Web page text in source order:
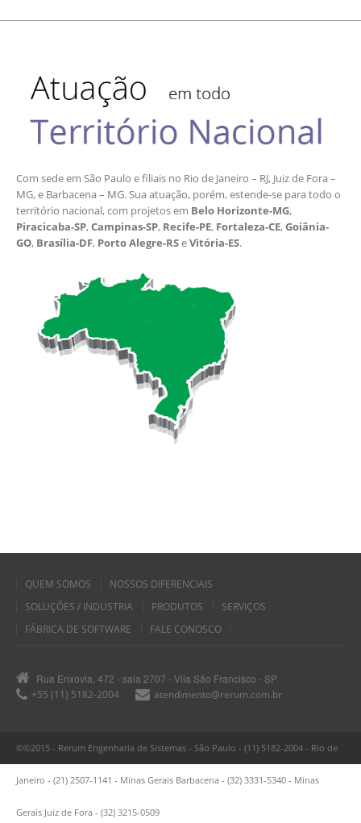
Com sede em São Paulo e filiais no Rio de Janeiro – RJ, Juiz de Fora –
MG, e Barbacena – MG. Sua atuação, porém, estende-se para todo o
território nacional, com projetos em Belo Horizonte-MG,
Piracicaba-SP,Campinas-SP, Recife-PE, Fortaleza-CE,Goiânia-
GO, Brasília-DF, Porto Alegre-RSeVitória-ES.
QUEM SOMOS
NOSSOS DIFERENCIAIS
SOLUÇÕES / INDUSTRIA
PRODUTOS
SERVIÇOS
FÁBRICA DE SOFTWARE
FALE CONOSCO
Rua Enxovia, 472 - sala 2707 - Vila São Francisco - SP
+55 (11) 5182-2004
atendimento@rerum.com.br
©©2015 - Rerum Engenharia de Sistemas - São Paulo - (11) 5182-2004 - Rio de
Janeiro - (21) 2507-1141 - Minas Gerais Barbacena - (32) 3331-5340 - Minas
Gerais Juiz de Fora - (32) 3215-0509